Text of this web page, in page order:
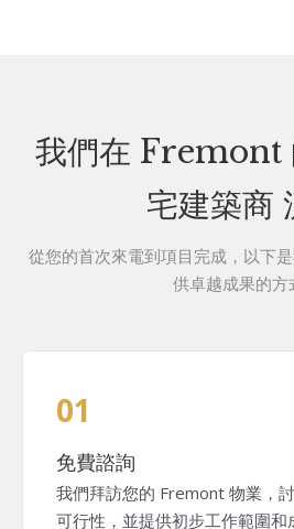
我們在 Fremont
宅建築商
從您的首次來電到項目完成，以下
供卓越成果的方
01
免費諮詢
我們拜訪您的 Fremont 物業，
可行性，並提供初步工作範圍